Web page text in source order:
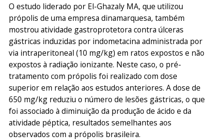
O estudo liderado por El-Ghazaly MA, que utilizou
própolis de uma empresa dinamarquesa, também
mostrou atividade gastroprotetora contra úlceras
gástricas induzidas por indometacina administrada por
via intraperitoneal (10 mg/kg) em ratos expostos e não
expostos à radiação ionizante. Neste caso, o pré-
tratamento com própolis foi realizado com dose
superior em relação aos estudos anteriores. A dose de
650 mg/kg reduziu o número de lesões gástricas, o que
foi associado à diminuição da produção de ácido e da
atividade péptica, resultados semelhantes aos
observados com a própolis brasileira.